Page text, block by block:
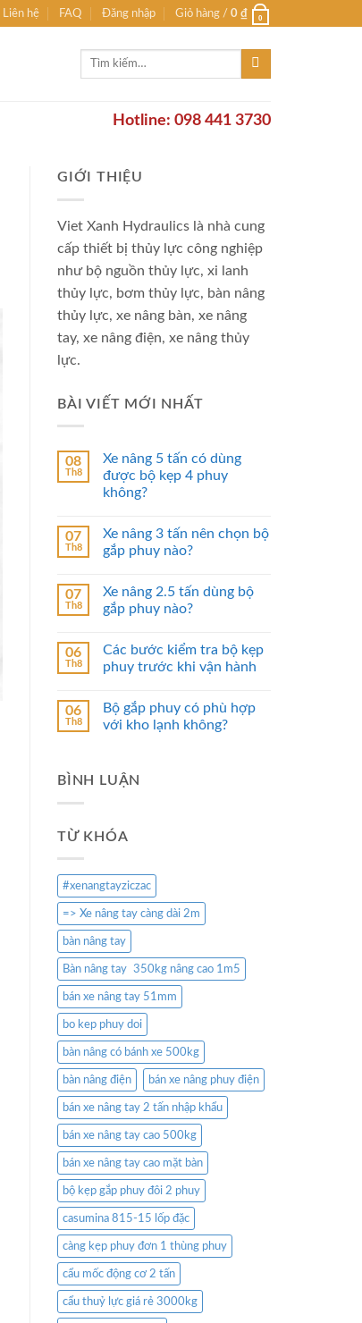
Liên hệ FAQ Đăng nhập Giỏ hàng / 0 ₫ 0
Tìm
Hotline: 098 441 3730
GIỚI THIỆU
Viet Xanh Hydraulics là nhà cung
cấp thiết bị thủy lực công nghiệp
như bộ nguồn thủy lực, xi lanh
thủy lực, bơm thủy lực, bàn nâng
thủy lực, xe nâng bàn, xe nâng
tay, xe nâng điện, xe nâng thủy
lực.
BÀI VIẾT MỚI NHẤT
08
Th8
Xe nâng 5 tấn có dùng
được bộ kẹp 4 phuy
không?
07
Th8
Xe nâng 3 tấn nên chọn bộ
gắp phuy nào?
07
Th8
Xe nâng 2.5 tấn dùng bộ
gắp phuy nào?
06
Th8
Các bước kiểm tra bộ kẹp
phuy trước khi vận hành
06
Th8
Bộ gắp phuy có phù hợp
với kho lạnh không?
BÌNH LUẬN
TỪ KHÓA
#xenangtayziczac
=> Xe nâng tay càng dài 2m
bàn nâng tay
Bàn nâng tay 350kg nâng cao 1m5
bán xe nâng tay 51mm
bo kep phuy doi
bàn nâng có bánh xe 500kg
bàn nâng điện bán xe nâng phuy điện
bán xe nâng tay 2 tấn nhập khẩu
bán xe nâng tay cao 500kg
bán xe nâng tay cao mặt bàn
bộ kẹp gắp phuy đôi 2 phuy
casumina 815-15 lốp đặc
càng kẹp phuy đơn 1 thùng phuy
cẩu mốc động cơ 2 tấn
cẩu thuỷ lực giá rẻ 3000kg